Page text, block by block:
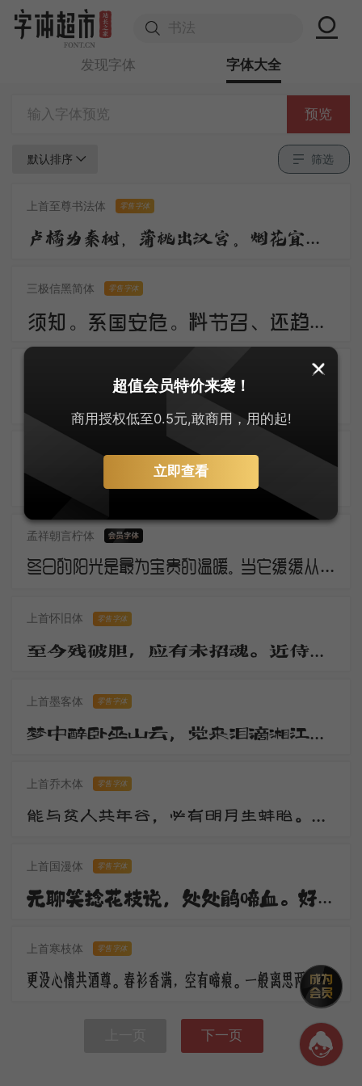
发现字体 字体大全
预览
默认排序 筛选
上首至尊书法体 零售字体
卢橘为秦树，蒲桃出汉宫。烟花宜落日，丝管醉春风。笛奏龙吟水，箫鸣凤下空。君王多乐事，还与万方同。
三极信黑简体 零售字体
须知。系国安危。料节召、还趋浴凤池。且代工施化，持钧播泽，置盂天下，此外何思。素卷书名，赤松游道，飙驭云軿仙可期。湖山美，有啼猿唳鹤，相望东归。
零售字体
孟祥朝言柠体
冬日的阳光是最为宝贵的温暖。当它缓缓从地平线上冒出，万物仿佛都被唤醒了。虽然空气仍然寒冷，但是阳光的温暖让人们感觉到了春天的气息。这是冬日的独特之处，冷冽而温暖，让人欲罢不能。
上首怀旧体 零售字体
至今残破胆，应有未招魂。近侍归京邑，移官岂至尊。无才日衰老，驻马望千门。
上首墨客体 零售字体
梦中醉卧巫山云，觉来泪滴湘江水。湘江两岸花木深，美人不见愁人心。含愁更奏绿绮琴，调高弦绝无知音。
上首乔木体 零售字体
能与贫人共年谷，必有明月生蚌胎。山随宴坐图画出，水作夜窗风雨来。观水观山皆得妙，更将何物污灵台。
上首国漫体 零售字体
无聊笑捻花枝说，处处鹃啼血。好花须映好楼台，休傍秦关蜀栈战场开。倚楼极目深愁绪，更对东风语。
上首寒枝体 零售字体
更没心情共酒尊。春衫香满，空有啼痕。一般离思两销魂，马上黄昏，楼上黄昏。
下一页
超值会员特价来袭！
商用授权低至0.5元,敢商用，用的起!
立即查看